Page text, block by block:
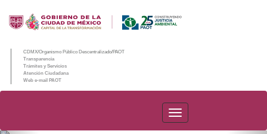
CDMX/Organismo Público Descentralizado/PAOT
Transparencia
Trámites y Servicios
Atención Ciudadana
Web e-mail PAOT
PAOT